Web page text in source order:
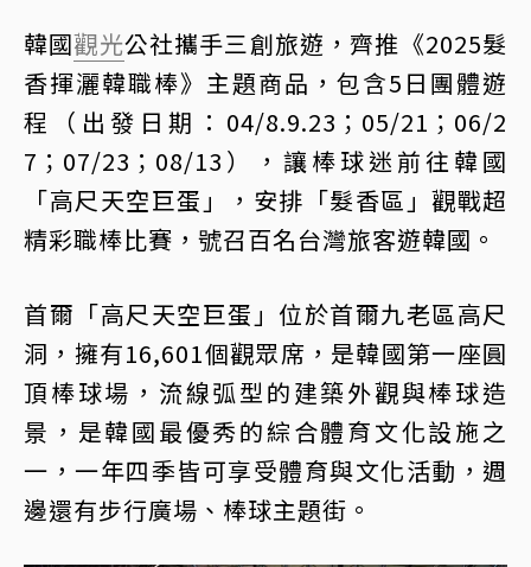
韓國觀光公社攜手三創旅遊，齊推《2025髮
香揮灑韓職棒》主題商品，包含5日團體遊
程（出發日期：04/8.9.23；05/21；06/2
7；07/23；08/13），讓棒球迷前往韓國
「高尺天空巨蛋」，安排「髮香區」觀戰超
精彩職棒比賽，號召百名台灣旅客遊韓國。
首爾「高尺天空巨蛋」位於首爾九老區高尺
洞，擁有16,601個觀眾席，是韓國第一座圓
頂棒球場，流線弧型的建築外觀與棒球造
景，是韓國最優秀的綜合體育文化設施之
一，一年四季皆可享受體育與文化活動，週
邊還有步行廣場、棒球主題街。